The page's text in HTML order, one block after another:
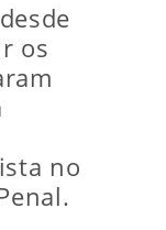
os
no